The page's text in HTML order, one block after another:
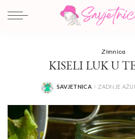
Zimnica
KISELI LUK U
POSTED
SAVJETNICA ZADNJE